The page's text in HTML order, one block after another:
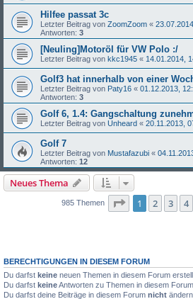
Hilfee passat 3c
Letzter Beitrag von ZoomZoom «
Antworten: 3
[Neuling]Motoröl für VW Polo :/
Letzter Beitrag von kkc1945 « 14.01.2014,
Golf3 hat innerhalb von einer
Letzter Beitrag von Paty16 « 01.12.2013,
Antworten: 3
Golf 6, 1.4: Gangschaltung
Letzter Beitrag von Unheard « 20.11.2013,
Golf 7
Letzter Beitrag von Mustafazubi «
Antworten: 12
Neues Thema
985 Themen Seite 1von 20
1 2 3 4
BERECHTIGUNGEN IN DIESEM FORUM
Du darfst keine neuen Themen in diesem Forum
Du darfst keineAntworten zu Themen in diesem
Du darfst deine Beiträge in diesem Forum nicht